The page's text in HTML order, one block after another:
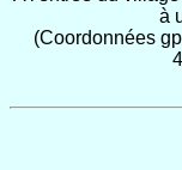
à
(Coordonnées